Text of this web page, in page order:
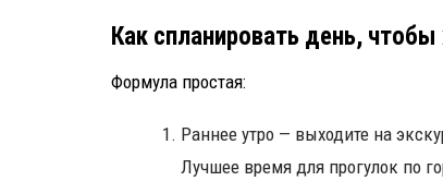
Как спланировать день,
Формула простая:
Раннее утро — выходите на
Лучшее время для прогулок по